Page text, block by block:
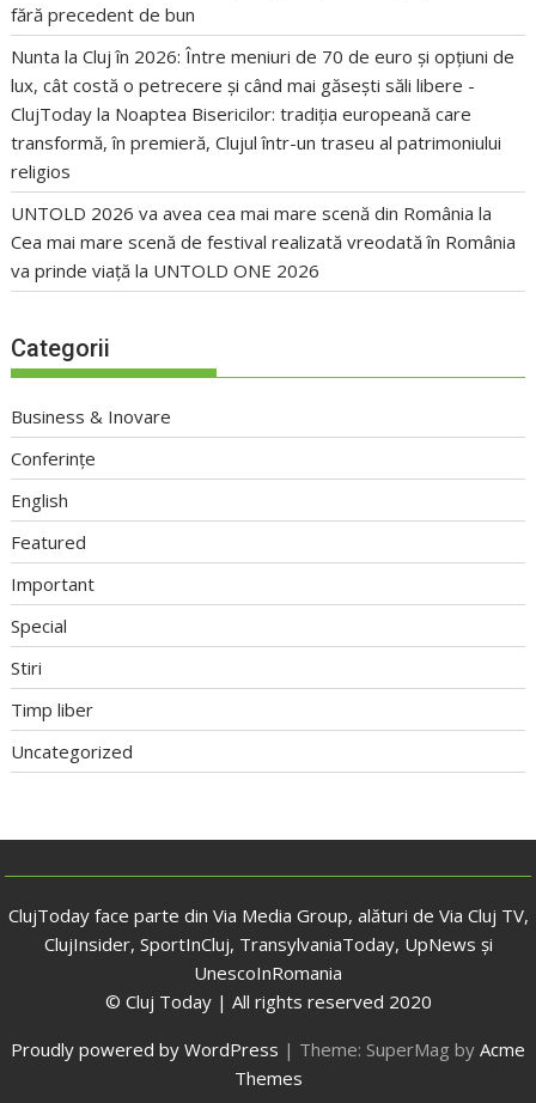
fără precedent de bun
Nunta la Cluj în 2026: Între meniuri de 70 de euro și opțiuni de
lux, cât costă o petrecere și când mai găsești săli libere -
ClujToday la Noaptea Bisericilor: tradiția europeană care
transformă, în premieră, Clujul într-un traseu al patrimoniului
religios
UNTOLD 2026 va avea cea mai mare scenă din România la
Cea mai mare scenă de festival realizată vreodată în România
va prinde viață la UNTOLD ONE 2026
Categorii
Business & Inovare
Conferințe
English
Featured
Important
Special
Stiri
Timp liber
Uncategorized
ClujToday face parte din Via Media Group, alături de Via Cluj TV,
ClujInsider, SportInCluj, TransylvaniaToday, UpNews și
UnescoInRomania
© Cluj Today | All rights reserved 2020
Proudly powered by WordPress | Theme: SuperMag by Acme
Themes